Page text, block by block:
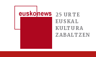
25 URTE
EUSKAL
KULTURA
ZABALTZEN